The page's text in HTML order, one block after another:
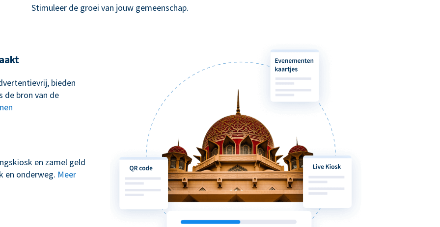
Stimuleer de groei van jouw gemeenschap.
bieden
de bron van de
en zamel geld
en onderweg. Meer